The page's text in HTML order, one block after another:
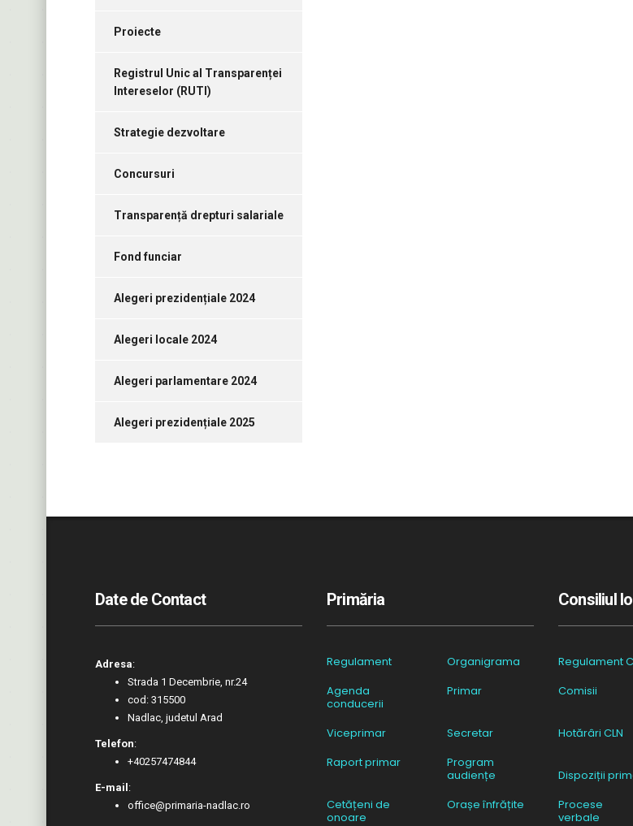
Proiecte
Registrul Unic al Transparenței
Intereselor (RUTI)
Strategie dezvoltare
Concursuri
Transparență drepturi salariale
Fond funciar
Alegeri prezidențiale 2024
Alegeri locale 2024
Alegeri parlamentare 2024
Alegeri prezidențiale 2025
Date de Contact
Adresa:
Strada 1 Decembrie, nr.24
cod: 315500
Nadlac, judetul Arad
Telefon:
+40257474844
E-mail :
office@primaria-nadlac.ro
Primăria
Regulament
Organigrama
Agenda
conducerii
Primar
Viceprimar
Secretar
Raport primar
Program
audiențe
Cetățeni de
onoare
Orașe înfrățite
Consiliul
Regulament
Comisii
Hotărâri CLN
Dispoziții
Procese
verbale